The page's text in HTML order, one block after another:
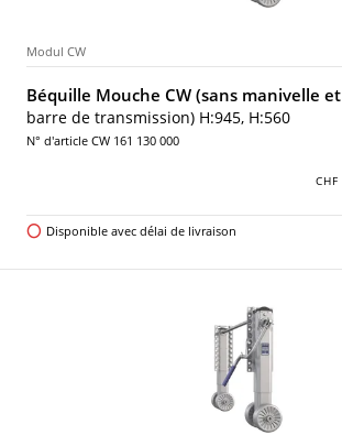
Modul CW
Béquille Mouche CW (sans manivelle et
barre de transmission) H:945, H:560
N° d'article CW 161 130 000
Disponible avec délai de livraison